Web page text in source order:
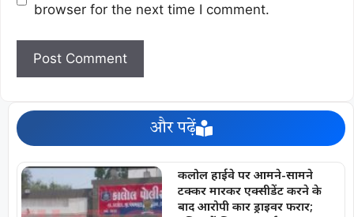
browser for the next time I comment.
और पढ़ें
कलोल हाईवे पर आमने-सामने
टक्कर मारकर एक्सीडेंट करने के
बाद आरोपी कार ड्राइवर फरार;